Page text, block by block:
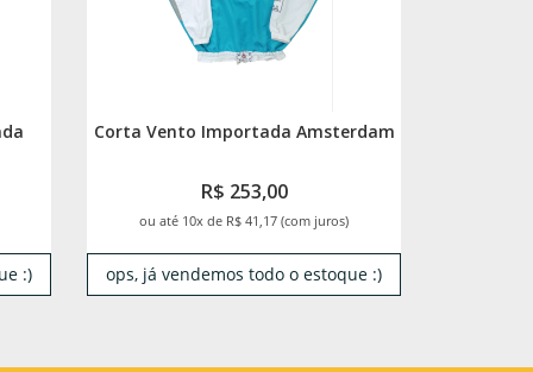
:)
Corta Vento Importada Amsterdam
R$ 253,00
ou até 10x de R$ 41,17 (com juros)
ops, já vendemos todo o estoque :)